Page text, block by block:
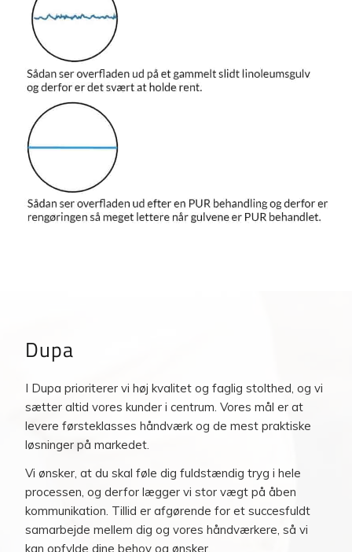
Dupa
I Dupa prioriterer vi høj kvalitet og faglig stolthed, og vi
sætter altid vores kunder i centrum. Vores mål er at
levere førsteklasses håndværk og de mest praktiske
løsninger på markedet.
Vi ønsker, at du skal føle dig fuldstændig tryg i hele
processen, og derfor lægger vi stor vægt på åben
kommunikation. Tillid er afgørende for et succesfuldt
samarbejde mellem dig og vores håndværkere, så vi
kan opfylde dine behov og ønsker.